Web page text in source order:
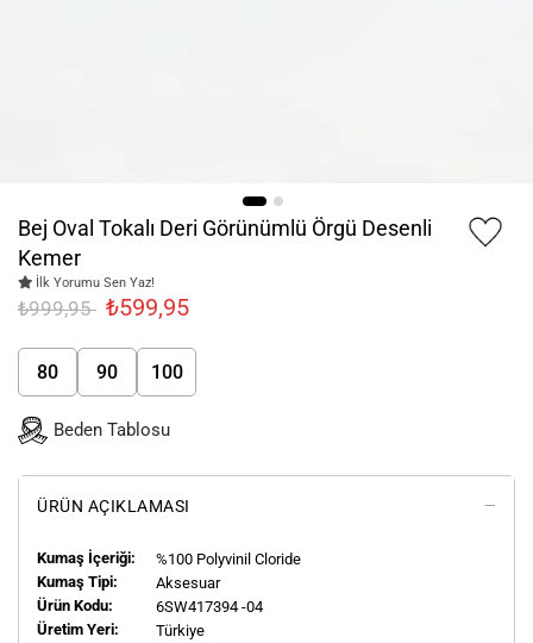
Bej Oval Tokalı Deri Görünümlü Örgü Desenli
Kemer
İlk Yorumu Sen Yaz!
₺999,95 ₺599,95
80 90 100
Beden Tablosu
ÜRÜN AÇIKLAMASI
Kumaş İçeriği:
%100 Polyvinil Cloride
Kumaş Tipi:
Aksesuar
Ürün Kodu:
6SW417394 -04
Üretim Yeri:
Türkiye